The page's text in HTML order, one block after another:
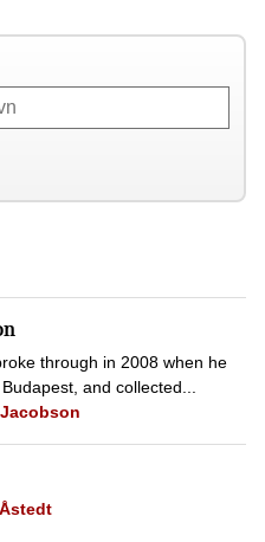
through in 2008 when he
and collected...